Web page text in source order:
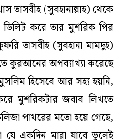
তাসবীহ (সুবহানাল্লাহ) থেকে
ডিলিট করে তার মুশরিক পির
তাসবীহ (সুবহানা মামদুহ)
কুরআনেরঅপব্যাখ্যা করেছে
হিসেবে আর সহ্য হয়নি,
মুশরিকটার জবাব লিখতে
পাথরেরমতোহয়ে গেছে,
যে একদিন মারা যাবে ভুলেই